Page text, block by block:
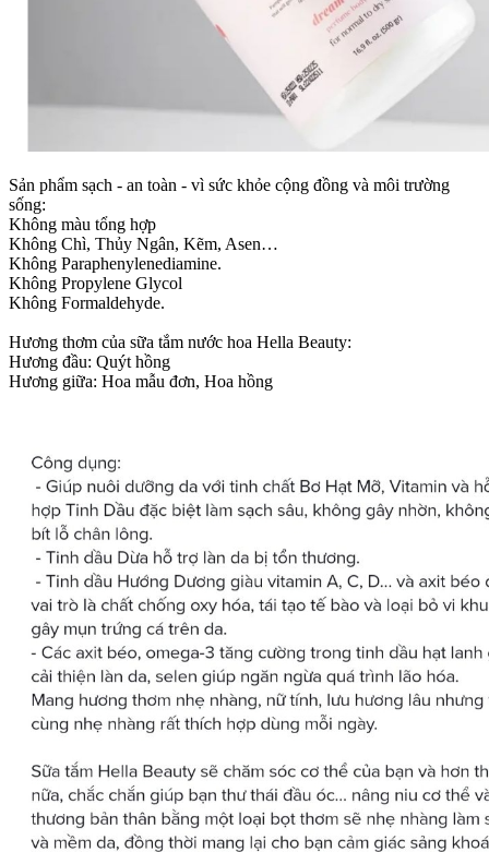
Sản phẩm sạch - an toàn - vì sức khỏe cộng đồng và môi trường
sống:
Không màu tổng hợp
Không Chì, Thủy Ngân, Kẽm, Asen…
Không Paraphenylenediamine.
Không Propylene Glycol
Không Formaldehyde.
Hương thơm của sữa tắm nước hoa Hella Beauty:
Hương đầu: Quýt hồng
Hương giữa: Hoa mẫu đơn, Hoa hồng